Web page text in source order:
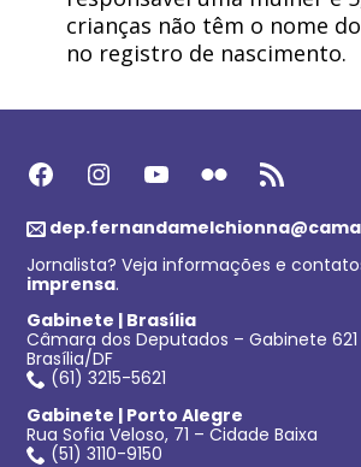
crianças não têm o nome
no registro de nascimento.
Facebook Instagram Youtube Flickr Feed RSS
Jornalista? Veja informações e
imprensa.
Gabinete | Brasília
Câmara dos Deputados – Gabinete 621
Brasília/DF
(61) 3215-5621
Gabinete | Porto Alegre
Rua Sofia Veloso, 71 – Cidade Baixa
(51) 3110-9150